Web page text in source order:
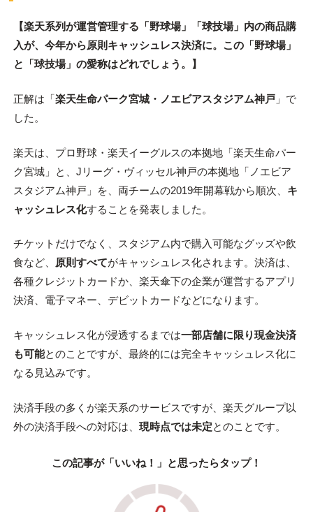
【楽天系列が運営管理する「野球場」「球技場」内の商品購
入が、今年から原則キャッシュレス決済に。この「野球場」
と「球技場」の愛称はどれでしょう。】
正解は「楽天生命パーク宮城・ノエビアスタジアム神戸」で
した。
楽天は、プロ野球・楽天イーグルスの本拠地「楽天生命パー
ク宮城」と、Jリーグ・ヴィッセル神戸の本拠地「ノエビア
スタジアム神戸」を、両チームの2019年開幕戦から順次、 キ
ャッシュレス化することを発表しました。
チケットだけでなく、スタジアム内で購入可能なグッズや飲
食など、
原則すべてがキャッシュレス化されます。決済は、
各種クレジットカードか、楽天傘下の企業が運営するアプリ
決済、電子マネー、デビットカードなどになります。
キャッシュレス化が浸透するまでは一部店舗に限り現金決済
も可能とのことですが、最終的には完全キャッシュレス化に
なる見込みです。
決済手段の多くが楽天系のサービスですが、楽天グループ以
外の決済手段への対応は、 現時点では未定とのことです。
この記事が「いいね！」と思ったらタップ！